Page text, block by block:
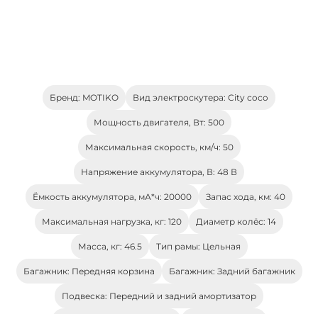
Бренд: MOTIKO Вид электроскутера: City coco
Мощность двигателя, Вт: 500
Максимальная скорость, км/ч: 50
Напряжение аккумулятора, В: 48 В
Ёмкость аккумулятора, мА*ч: 20000 Запас хода, км: 40
Максимальная нагрузка, кг: 120 Диаметр колёс: 14
Масса, кг: 46.5 Тип рамы: Цельная
Багажник: Передняя корзина Багажник: Задний багажник
Подвеска: Передний и задний амортизатор